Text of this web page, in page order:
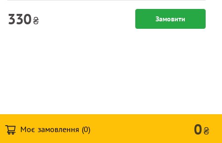
330₴ Замовити
Моє замовлення (0) 0₴